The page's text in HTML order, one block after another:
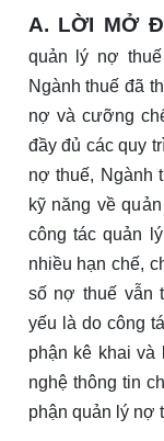
A. LỜI MỞ
quản lý nợ
Ngành thuế đã
nợ và cưỡng
đầy đủ các quy
nợ thuế, Ngành
kỹ năng về
công tác quản
nhiều hạn chế,
số nợ thuế vẫn
yếu là do công
phận kê khai và
nghệ thông tin
phận quản lý nợ